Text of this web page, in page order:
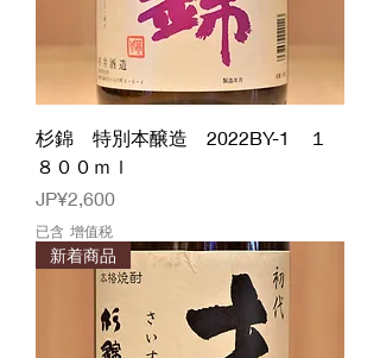
杉錦 特別本醸造 2022BY-1 １
８００ｍｌ
價格
JP¥2,600
已含 增值税
新着商品